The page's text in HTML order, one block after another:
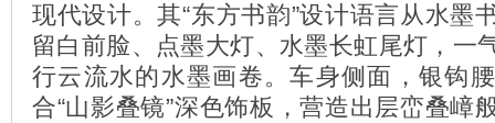
现代设计。其“东方书韵”设计语言从水墨
留白前脸、点墨大灯、水墨长虹尾灯，一
行云流水的水墨画卷。车身侧面，银钩
合“山影叠镜”深色饰板，营造出层峦叠嶂